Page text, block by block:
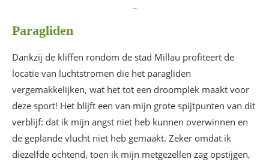
Paragliden
Dankzij de kliffen rondom de stad Millau profiteert de
locatie van luchtstromen die het paragliden
vergemakkelijken, wat het tot een droomplek maakt voor
deze sport! Het blijft een van mijn grote spijtpunten van dit
verblijf: dat ik mijn angst niet heb kunnen overwinnen en
de geplande vlucht niet heb gemaakt. Zeker omdat ik
diezelfde ochtend, toen ik mijn metgezellen zag opstijgen,